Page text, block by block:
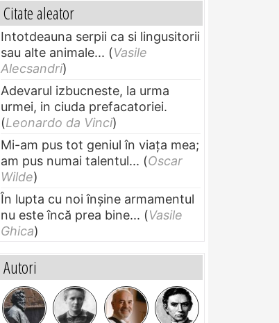
Citate aleator
Intotdeauna serpii ca si lingusitorii
sau alte animale... (Vasile
Alecsandri)
Adevarul izbucneste, la urma
urmei, in ciuda prefacatoriei.
(Leonardo da Vinci)
Mi-am pus tot geniul în viața mea;
am pus numai talentul... (Oscar
Wilde)
În lupta cu noi înșine armamentul
nu este încă prea bine... (Vasile
Ghica)
Autori